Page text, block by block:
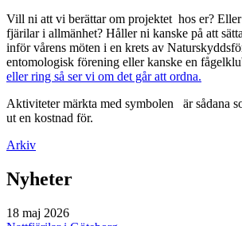
Vill ni att vi berättar om projektet hos er?
fjärilar i allmänhet? Håller ni kanske på att
inför vårens möten i en krets av
entomologisk förening eller kanske en
eller ring så ser vi om det går att ordna.
Aktiviteter märkta med symbolen
är sådana
ut en kostnad för.
Arkiv
Nyheter
18 maj 2026